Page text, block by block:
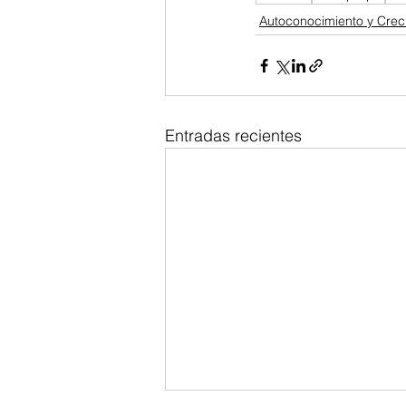
Autoconocimiento y
Entradas recientes